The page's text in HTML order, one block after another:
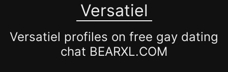
Versatiel
Versatiel profiles on free gay dating
chat BEARXL.COM